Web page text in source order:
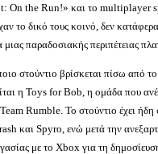
On the Run!» και το multiplayer
το δικό τους κοινό, δεν
παραδοσιακής περιπέτειας
στούντιο βρίσκεται πίσω από
η Toys for Bob, η ομάδα που
Rumble. Το στούντιο έχει ήδη
και Spyro, ενώ μετά την
με το Xbox για τη